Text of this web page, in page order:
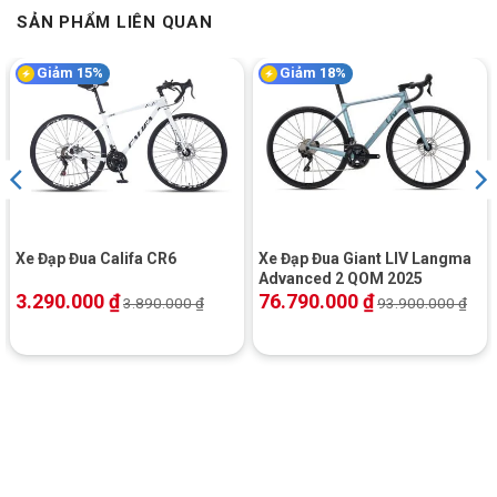
Trục giữa được cấu tạo từ hợp kim thép bền bỉ và an toàn trên
California City 200
SẢN PHẨM LIÊN QUAN
Giảm 15%
Xe Đạp Đua Califa CR6
3.290.000₫3.890.000₫
Giảm 18%
Xe Đạp Đua Giant LIV Langma
Advanced 2 QOM 2025
76.790.000₫93.900.000₫